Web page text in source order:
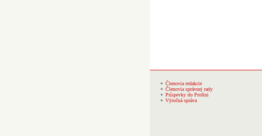
Členovia redakcie
Členovia správnej rady
Príspevky do Profini
Výročná správa